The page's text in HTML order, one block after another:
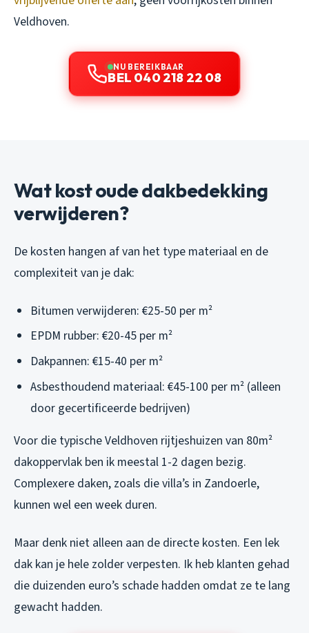
Veldhoven.
NU BEREIKBAAR
BEL 040 218 22 08
Wat kost oude dakbedekking
verwijderen?
De kosten hangen af van het type materiaal en de
complexiteit van je dak:
Bitumen verwijderen: €25-50 per m²
EPDM rubber: €20-45 per m²
Dakpannen: €15-40 per m²
Asbesthoudend materiaal: €45-100 per m² (alleen
door gecertificeerde bedrijven)
Voor die typische Veldhoven rijtjeshuizen van 80m²
dakoppervlak ben ik meestal 1-2 dagen bezig.
Complexere daken, zoals die villa’s in Zandoerle,
kunnen wel een week duren.
Maar denk niet alleen aan de directe kosten. Een lek
dak kan je hele zolder verpesten. Ik heb klanten gehad
die duizenden euro’s schade hadden omdat ze te lang
gewacht hadden.